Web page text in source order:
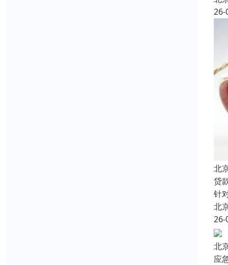
26-
北
贷
针
北
26-
北
应